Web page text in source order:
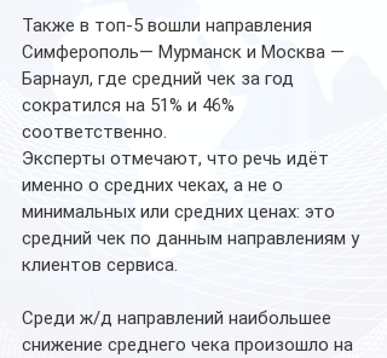
Также в топ-5 вошли направления
Симферополь— Мурманск и Москва —
Барнаул, где средний чек за год
сократился на 51% и 46%
соответственно.
Эксперты отмечают, что речь идёт
именно о средних чеках, а не о
минимальных или средних ценах: это
средний чек по данным направлениям у
клиентов сервиса.
Среди ж/д направлений наибольшее
снижение среднего чека произошло на